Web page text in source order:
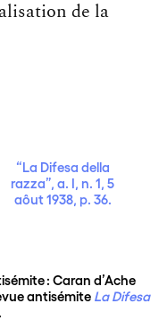
de la
“La Difesa della
razza”, a. I, n. 1, 5
aôut 1938, p. 36.
: Caran d’Ache
antisémite La Difesa